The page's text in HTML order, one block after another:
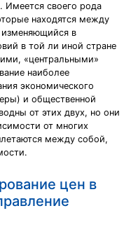
Имеется своего рода
находятся между
изменяющийся в
в той ли иной стране
«центральными»
наиболее
экономического
и общественной
от этих двух, но они
от многих
между собой,
цен в